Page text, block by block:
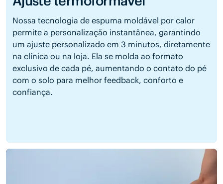
Nossa tecnologia de espuma moldável por calor
permite a personalização instantânea, garantindo
um ajuste personalizado em 3 minutos, diretamente
na clínica ou na loja. Ela se molda ao formato
exclusivo de cada pé, aumentando o contato do pé
com o solo para melhor feedback, conforto e
confiança.